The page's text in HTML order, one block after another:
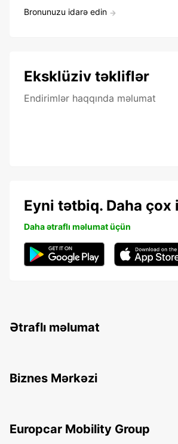
Bronunuzu idarə edin
Eksklüziv təkliflər
Endirimlər haqqında məlumat
Eyni tətbiq. Daha çox
Daha ətraflı məlumat üçün
Ətraflı məlumat
Biznes Mərkəzi
Europcar Mobility Group